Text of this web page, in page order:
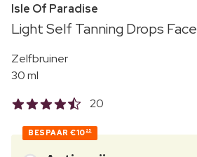
Isle Of Paradise
Light Self Tanning Drops Face
Zelfbruiner
30 ml
20
BESPAAR €10 25